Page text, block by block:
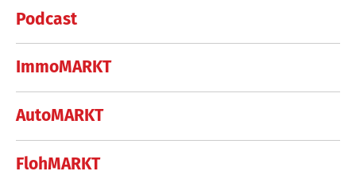
Podcast
ImmoMARKT
AutoMARKT
FlohMARKT